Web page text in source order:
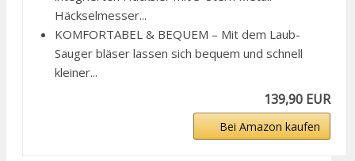
Häckselmesser...
KOMFORTABEL & BEQUEM – Mit dem Laub-
Sauger bläser lassen sich bequem und schnell
kleiner...
139,90 EUR
Bei Amazon kaufen